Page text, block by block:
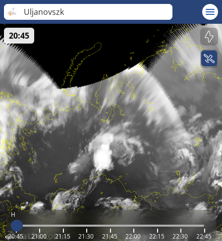
Uljanovszk
H
20:45 21:00 21:15 21:30 21:45 22:00 22:15 22:30 22:45
20:45